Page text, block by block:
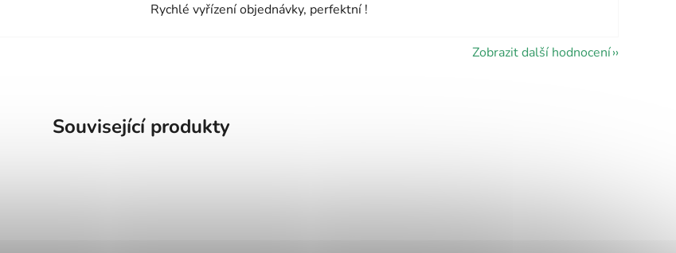
Rychlé vyřízení objednávky, perfektní !
Zobrazit další hodnocení
Související produkty